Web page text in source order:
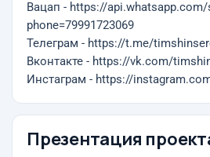
Вацап - https://api.whatsapp.com/
phone=79991723069
Телеграм - https://t.me/
Вконтакте - https://vk.com/
Инстаграм - https://
Презентация